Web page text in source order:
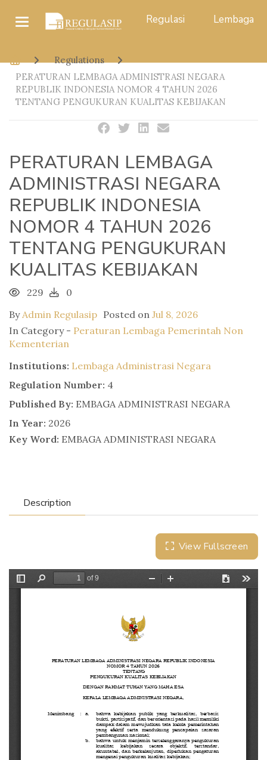
Regulasi Lembaga
Regulations
PERATURAN LEMBAGA ADMINISTRASI NEGARA
REPUBLIK INDONESIA NOMOR 4 TAHUN 2026
TENTANG PENGUKURAN KUALITAS KEBIJAKAN
PERATURAN LEMBAGA
ADMINISTRASI NEGARA
REPUBLIK INDONESIA
NOMOR 4 TAHUN 2026
TENTANG PENGUKURAN
KUALITAS KEBIJAKAN
229
0
ByAdmin Regulasip Posted on Jul 8, 2026
In Category - Peraturan Lembaga Pemerintah Non
Kementerian
Institutions: Lembaga Administrasi Negara
Regulation Number: 4
Published By: EMBAGA ADMINISTRASI NEGARA
In Year: 2026
Key Word: EMBAGA ADMINISTRASI NEGARA
Description
View Fullscreen